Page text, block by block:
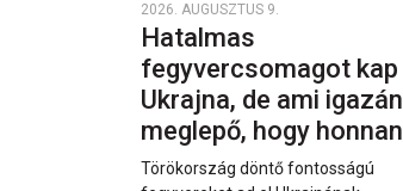
2026. AUGUSZTUS 9.
Hatalmas
fegyvercsomagot kap
Ukrajna, de ami igazán
meglepő, hogy honnan
Törökország döntő fontosságú